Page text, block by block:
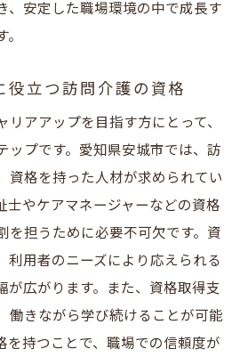
、安定した職場環境の中で成長す
役立つ訪問介護の資格
リアアップを目指す方にとって、
ップです。愛知県安城市では、訪
資格を持った人材が求められてい
士やケアマネージャーなどの資格
を担うために必要不可欠です。資
利用者のニーズにより応えられる
が広がります。また、資格取得支
働きながら学び続けることが可能
を持つことで、職場での信頼度が